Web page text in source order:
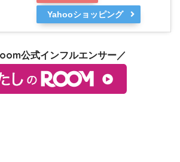
Yahooショッピング
公式インフルエンサー／